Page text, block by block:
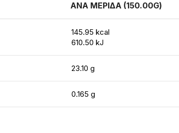
ΑΝΑ ΜΕΡΙΔΑ (150.00G)
145.95 kcal
610.50 kJ
23.10 g
0.165 g